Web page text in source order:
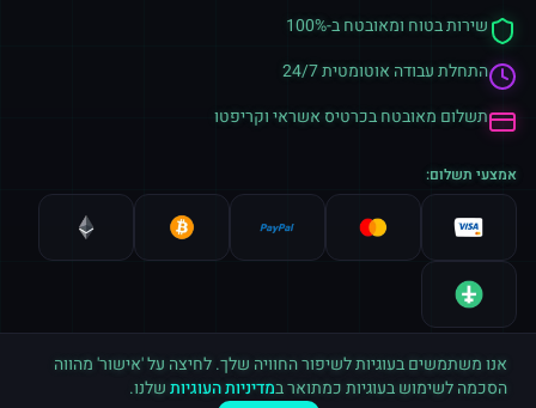
שירות בטוח ומאובטח ב-100%
התחלת עבודה אוטומטית 24/7
תשלום מאובטח בכרטיס אשראי וקריפטו
אמצעי תשלום:
אנו משתמשים בעוגיות לשיפור החוויה שלך. לחיצה על 'אישור' מהווה
הסכמה לשימוש בעוגיות כמתואר במדיניות העוגיותשלנו.